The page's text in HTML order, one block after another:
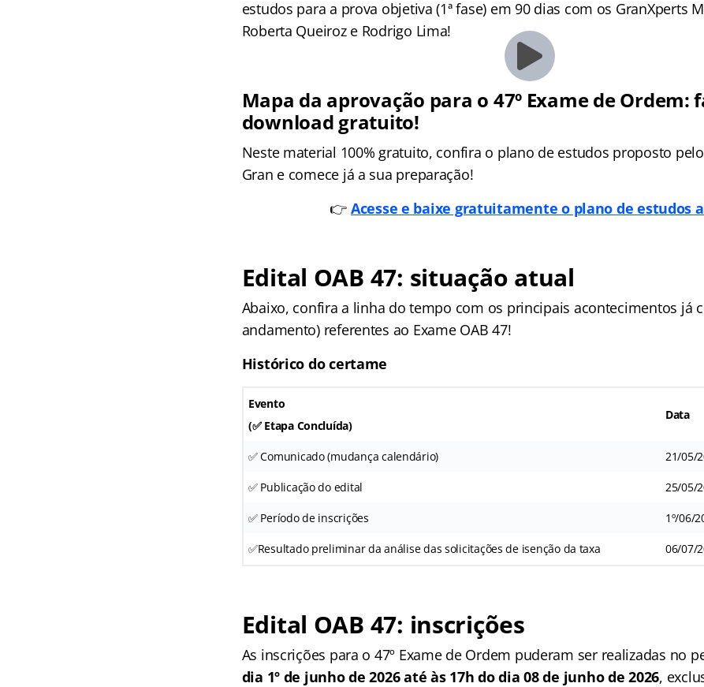
estudos para a prova objetiva (1ª fase) em 90 dias com os GranXperts
Roberta Queiroz e Rodrigo Lima!
Mapa da aprovação para o 47º Exame de Ordem:
download gratuito!
Neste material 100% gratuito, confira o plano de estudos proposto
Gran e comece já a sua preparação!
👉 Acesse e baixe gratuitamente o plano de estudos
Edital OAB 47: situação atual
Abaixo, confira a linha do tempo com os principais acontecimentos já
andamento) referentes ao Exame OAB 47!
Histórico do certame
Evento
(✅ Etapa Concluída)
Data
✅ Comunicado (mudança calendário) 21/05/
✅ Publicação do edital 25/05/
✅ Período de inscrições 1º/06/
✅Resultado preliminar da análise das solicitações de isenção da taxa 06/07/
Edital OAB 47: inscrições
As inscrições para o 47º Exame de Ordem puderam ser realizadas no
dia 1º de junho de 2026 até às 17h do dia 08 de junho de 2026,